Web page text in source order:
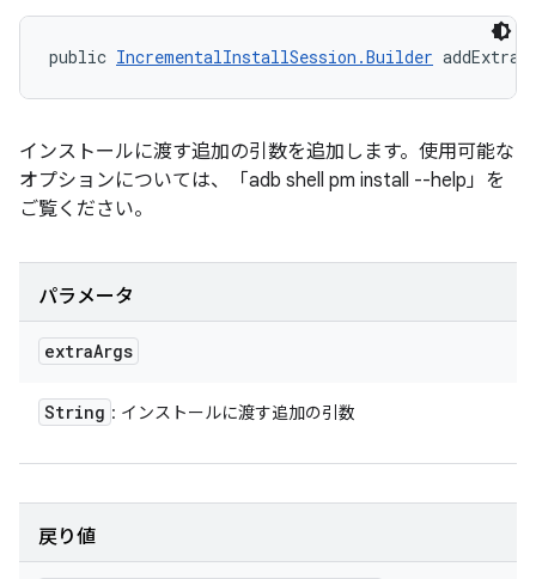
public IncrementalInstallSession.Builder
インストールに渡す追加の引数を追加します。使用可能な
オプションについては、「adb shell pm install --help」を
ご覧ください。
パラメータ
extraArgs
String : インストールに渡す追加の引数
戻り値